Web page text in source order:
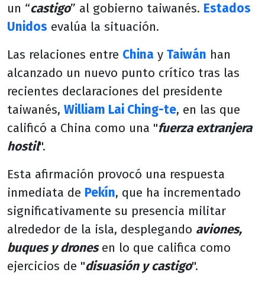
un “castigo” al gobierno taiwanés. Estados
Unidos evalúa la situación.
Las relaciones entre China y Taiwán han
alcanzado un nuevo punto crítico tras las
recientes declaraciones del presidente
taiwanés, William Lai Ching-te, en las que
calificó a China como una "fuerza extranjera
hostil".
Esta afirmación provocó una respuesta
inmediata de Pekín, que ha incrementado
significativamente su presencia militar
alrededor de la isla, desplegando aviones,
buques y dronesen lo que califica como
ejercicios de "disuasión y castigo".